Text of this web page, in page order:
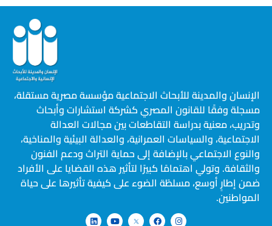
الإنسان والمدينة للأبحاث الاجتماعية مؤسسة مصرية مستقلة،
مسجلة وفقًا للقانون المصري كشركة استشارات وأبحاث
وتدريب، معنية بدراسة التقاطعات بين مجالات العدالة
الاجتماعية، والسياسات العمرانية، والعدالة البيئية والمناخية،
والنوع الاجتماعي بالإضافة إلى حماية التراث ودعم الفنون
والثقافة. وتولي اهتمامًا كبيرًا لتأثير هذه القضايا على الأفراد
ضمن إطارٍ أوسع، مسلطًة الضوء على كيفية تأثيرها على حياة
المواطنين.